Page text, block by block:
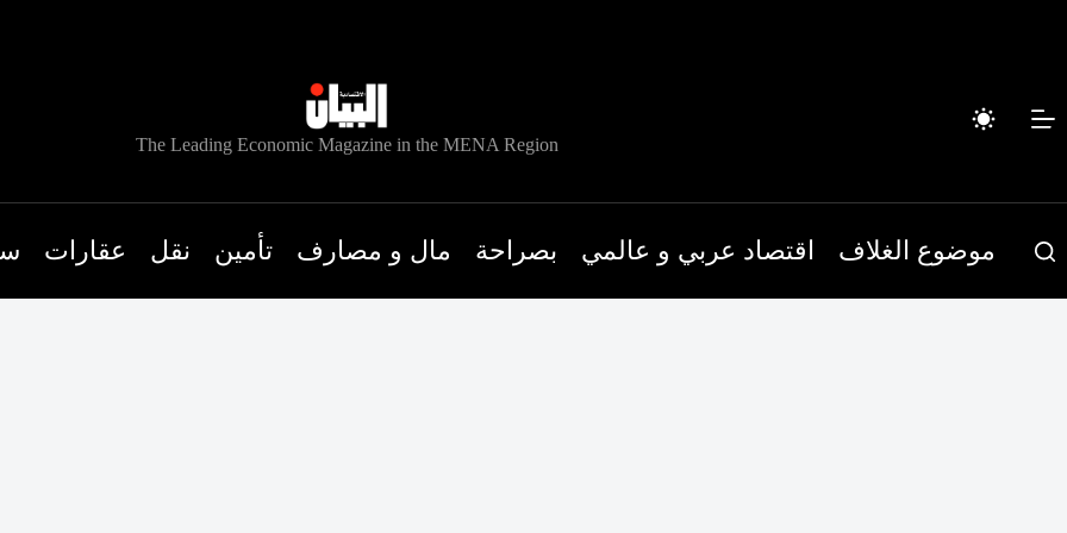
The Leading Economic Magazine in the MENA Region
موضوع الغلاف اقتصاد عربي و عالمي بصراحة مال و مصارف تأمين نقل عقارات